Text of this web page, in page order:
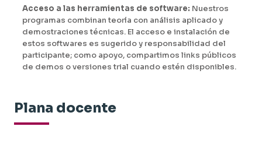
Acceso a las herramientas de software: Nuestros
programas combinan teoría con análisis aplicado y
demostraciones técnicas. El acceso e instalación de
estos softwares es sugerido y responsabilidad del
participante; como apoyo, compartimos links públicos
de demos o versiones trial cuando estén disponibles.
Plana docente